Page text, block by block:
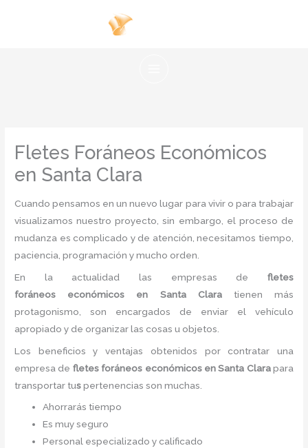
Fletes Foráneos Económicos
en Santa Clara
Cuando pensamos en un nuevo lugar para vivir o para trabajar
visualizamos nuestro proyecto, sin embargo, el proceso de
mudanza es complicado y de atención, necesitamos tiempo,
paciencia, programación y mucho orden.
En la actualidad las empresas de fletes
foráneos económicos en Santa Clara tienen más
protagonismo, son encargados de enviar el vehículo
apropiado y de organizar las cosas u objetos.
Los beneficios y ventajas obtenidos por contratar una
empresa de fletes foráneos económicosen Santa Clarapara
transportar tuspertenencias son muchas.
Ahorrarás tiempo
Es muy seguro
Personal especializado y calificado